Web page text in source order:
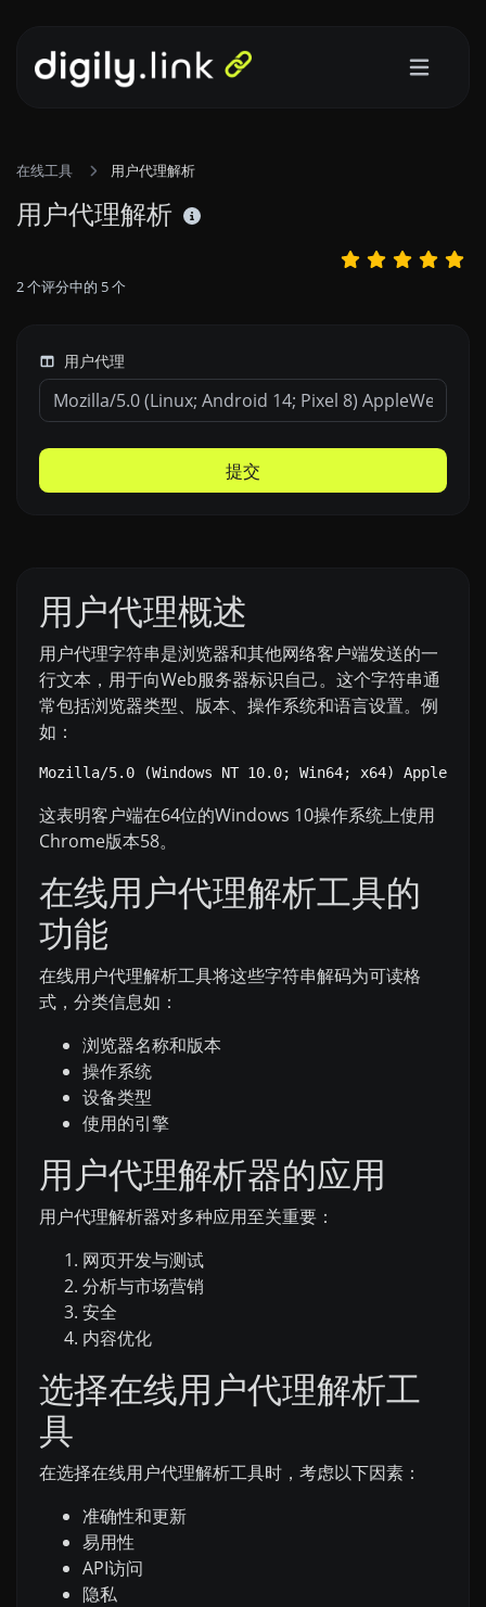
在线工具 用户代理解析
用户代理解析
2个评分中的 5个
用户代理
提交
用户代理概述
用户代理字符串是浏览器和其他网络客户端发送的一
行文本，用于向Web服务器标识自己。这个字符串通
常包括浏览器类型、版本、操作系统和语言设置。例
如：
这表明客户端在64位的Windows 10操作系统上使用
Chrome版本58。
在线用户代理解析工具的
功能
在线用户代理解析工具将这些字符串解码为可读格
式，分类信息如：
浏览器名称和版本
操作系统
设备类型
使用的引擎
用户代理解析器的应用
用户代理解析器对多种应用至关重要：
网页开发与测试
分析与市场营销
安全
内容优化
选择在线用户代理解析工
具
在选择在线用户代理解析工具时，考虑以下因素：
准确性和更新
易用性
API访问
隐私